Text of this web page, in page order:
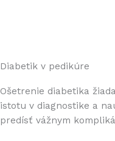
Diabetik v pedikúre
Ošetrenie diabetika
istotu v diagnostike a
predísť vážnym